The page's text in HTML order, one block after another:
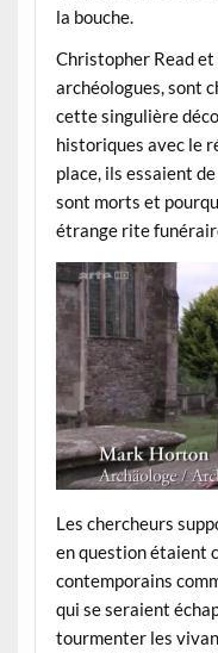
la bouche.
Christopher Read
archéologues, sont
cette singulière
historiques avec le
place, ils essaient
sont morts et
étrange rite
Les chercheurs
en question étaient
contemporains
qui se seraient
tourmenter les